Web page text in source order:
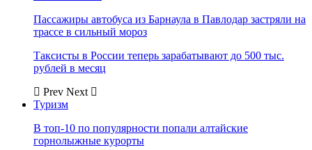
Пассажиры автобуса из Барнаула в Павлодар застряли на
трассе в сильный мороз
Таксисты в России теперь зарабатывают до 500 тыс.
рублей в месяц
Prev Next
Туризм
В топ-10 по популярности попали алтайские
горнолыжные курорты